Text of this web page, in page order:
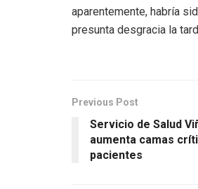
aparentemente, habría
presunta desgracia la
Previous Post
Servicio de Salud
aumenta camas
pacientes